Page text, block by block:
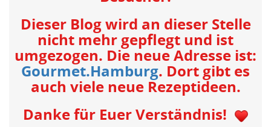
Dieser Blog wird an dieser Stelle
nicht mehr gepflegt und ist
umgezogen. Die neue Adresse ist:
Gourmet.Hamburg. Dort gibt es
auch viele neue Rezeptideen.
Danke für Euer Verständnis!